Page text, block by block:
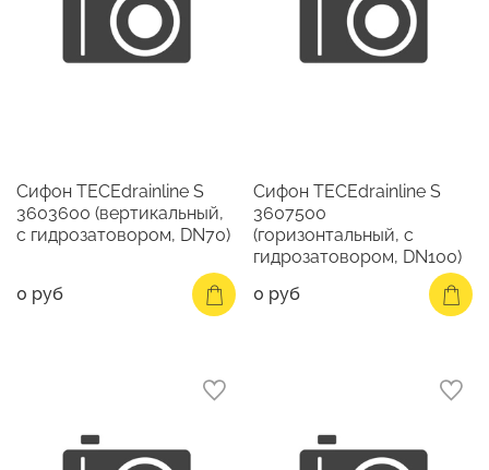
Сифон TECEdrainline S
3603600 (вертикальный,
с гидрозатовором, DN70)
0 руб
Сифон TECEdrainline S
3607500
(горизонтальный, с
гидрозатовором, DN100)
0 руб